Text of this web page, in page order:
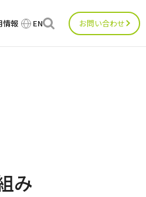
情報 EN お問い合わせ
み